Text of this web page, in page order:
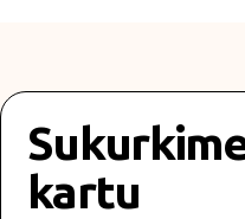
kartu